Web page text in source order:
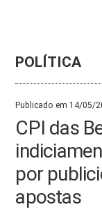
POLÍTICA
Publicado em 14/05/
CPI das
por
apostas